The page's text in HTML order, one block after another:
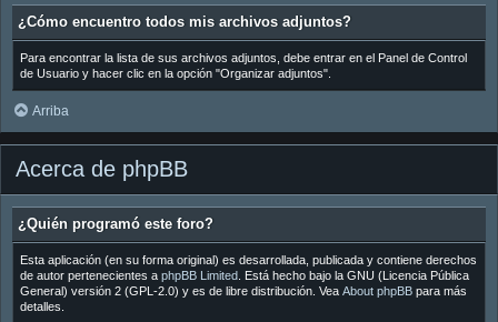
¿Cómo encuentro todos mis archivos adjuntos?
Para encontrar la lista de sus archivos adjuntos, debe entrar en el Panel de Control
de Usuario y hacer clic en la opción "Organizar adjuntos".
Arriba
Acerca de phpBB
¿Quién programó este foro?
Esta aplicación (en su forma original) es desarrollada, publicada y contiene derechos
de autor pertenecientes a phpBB Limited. Está hecho bajo la GNU (Licencia Pública
General) versión 2 (GPL-2.0) y es de libre distribución. Vea About phpBBpara más
detalles.